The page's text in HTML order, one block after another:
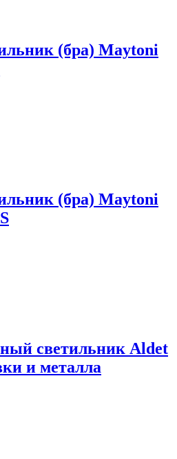
(бра) Maytoni
(бра) Maytoni
светильник Aldet
и металла